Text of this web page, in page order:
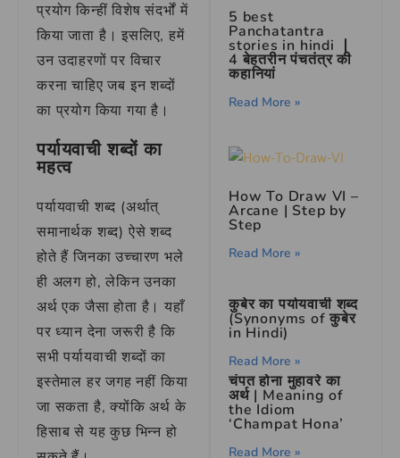
प्रयोग किन्हीं विशेष संदर्भों में
किया जाता है। इसलिए, हमें
उन उदाहरणों पर विचार
करना चाहिए जब इन शब्दों
का प्रयोग किया गया है।
पर्यायवाची शब्दों का
महत्व
पर्यायवाची शब्द (अर्थात्
समानार्थक शब्द) ऐसे शब्द
होते हैं जिनका उच्चारण भले
ही अलग हो, लेकिन उनका
अर्थ एक जैसा होता है। यहाँ
पर ध्यान देना जरूरी है कि
सभी पर्यायवाची शब्दों का
इस्तेमाल हर जगह नहीं किया
जा सकता है, क्योंकि अर्थ के
हिसाब से यह कुछ भिन्न हो
5 best
Panchatantra
stories in hindi ❘
4 बेहतरीन पंचतंत्र की
कहानियां
Read More »
How To Draw VI –
Arcane | Step by
Step
Read More »
कुबेर का पर्यायवाची शब्द
(Synonyms of कुबेर
in Hindi)
Read More »
चंपत होना मुहावरे का
अर्थ | Meaning of
the Idiom
‘Champat Hona’
Read More »